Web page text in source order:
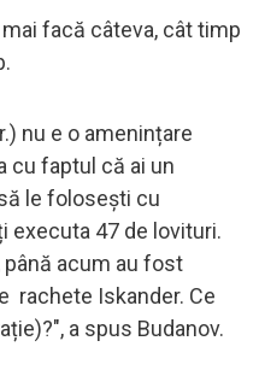
facă câteva, cât timp
nu e o amenințare
cu faptul că ai un
le folosești cu
executa 47 de lovituri.
până acum au fost
rachete Iskander. Ce
a spus Budanov.